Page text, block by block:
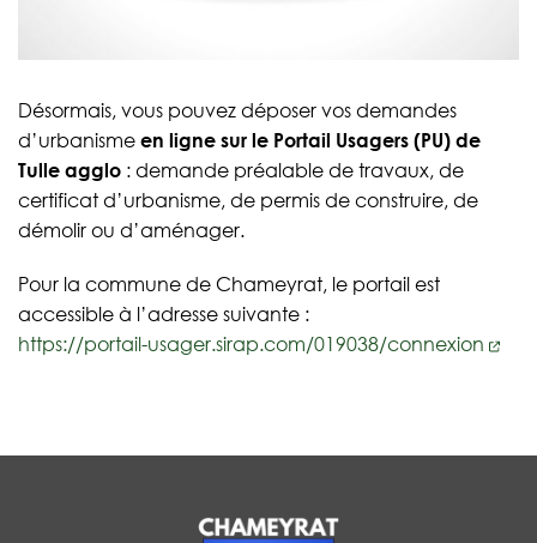
Désormais, vous pouvez déposer vos demandes
d’urbanisme en ligne sur le Portail Usagers (PU) de
Tulle agglo : demande préalable de travaux, de
certificat d’urbanisme, de permis de construire, de
démolir ou d’aménager.
Pour la commune de Chameyrat, le portail est
accessible à l’adresse suivante :
https://portail-usager.sirap.com/019038/connexion